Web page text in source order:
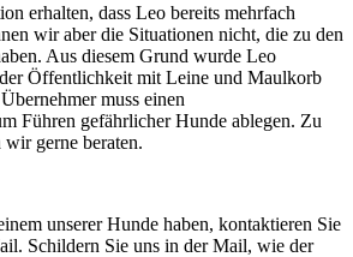
erhalten, dass Leo bereits mehrfach
wir aber die Situationen nicht, die zu den
Aus diesem Grund wurde Leo
Öffentlichkeit mit Leine und Maulkorb
muss einen
Führen gefährlicher Hunde ablegen. Zu
gerne beraten.
unserer Hunde haben, kontaktieren Sie
Schildern Sie uns in der Mail, wie der